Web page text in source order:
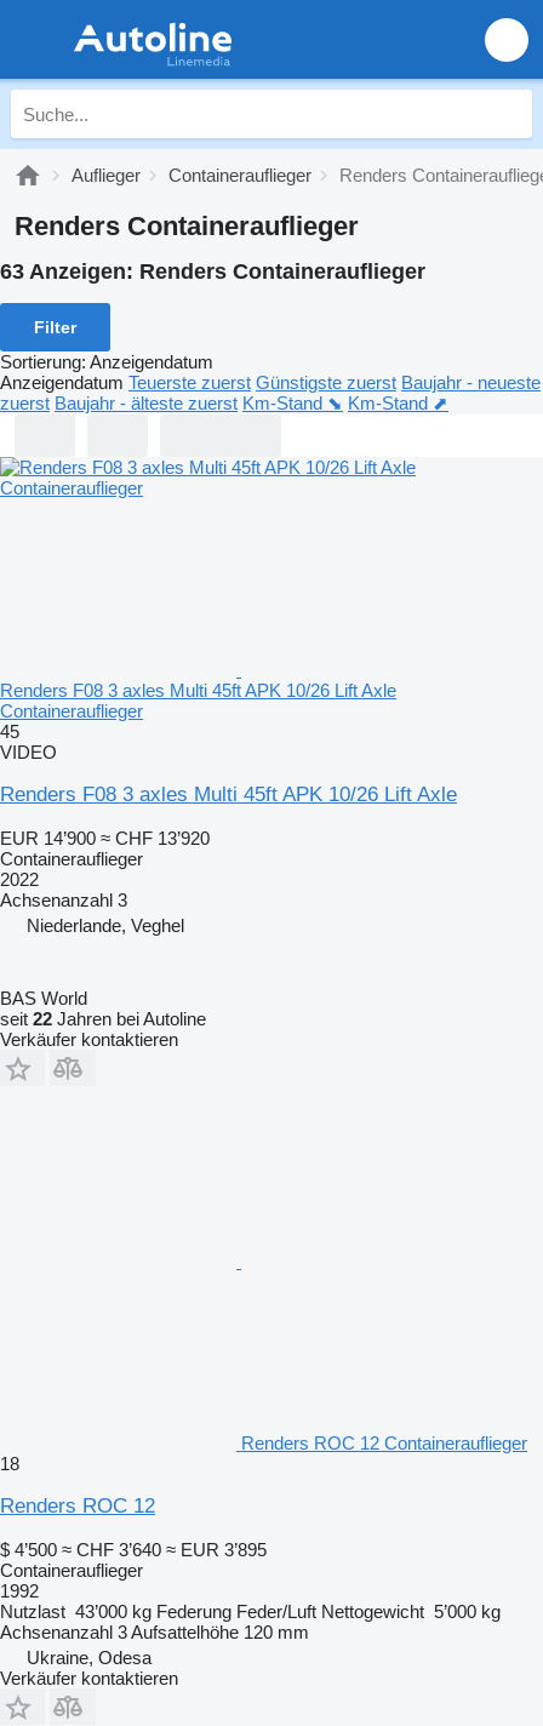
Auflieger Containerauflieger Renders
Renders Containerauflieger
63 Anzeigen: Renders Containerauflieger
Filter
Sortierung: Anzeigendatum
Anzeigendatum Teuerste zuerst Günstigste zuerst Baujahr - neueste
zuerst Baujahr - älteste zuerst Km-Stand ⬊ Km-Stand ⬈
Renders F08 3 axles Multi 45ft APK 10/26 Lift Axle
Containerauflieger
45
VIDEO
Renders F08 3 axles Multi 45ft APK 10/26 Lift Axle
EUR 14’900 ≈ CHF 13’920
Containerauflieger
2022
Achsenanzahl 3
Niederlande, Veghel
BAS World
seit 22 Jahren bei Autoline
Verkäufer kontaktieren
Renders ROC 12 Containerauflieger
18
Renders ROC 12
$ 4’500 ≈ CHF 3’640 ≈ EUR 3’895
Containerauflieger
1992
Nutzlast 43’000 kg Federung Feder/Luft Nettogewicht 5’000 kg
Achsenanzahl 3Aufsattelhöhe 120 mm
Ukraine, Odesa
Verkäufer kontaktieren